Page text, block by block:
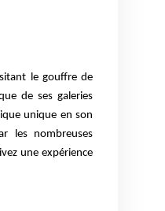
le gouffre de
de ses galeries
unique en son
les nombreuses
une expérience